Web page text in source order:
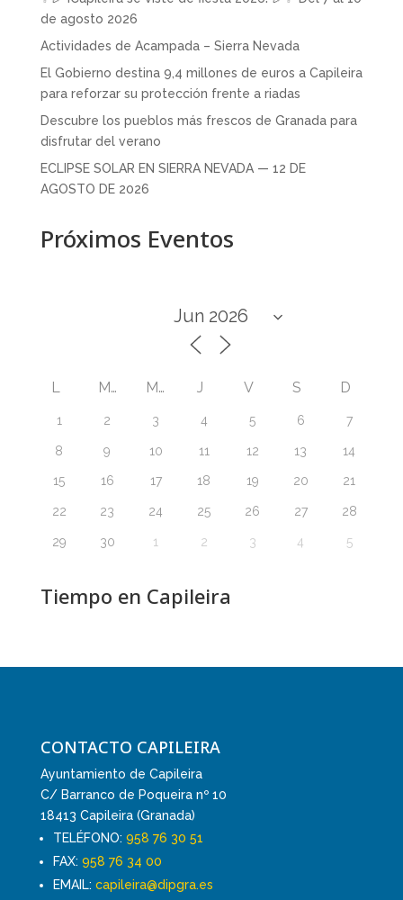
de agosto 2026
Actividades de Acampada – Sierra Nevada
El Gobierno destina 9,4 millones de euros a Capileira
para reforzar su protección frente a riadas
Descubre los pueblos más frescos de Granada para
disfrutar del verano
ECLIPSE SOLAR EN SIERRA NEVADA — 12 DE
AGOSTO DE 2026
Próximos Eventos
L M M J V S D
1 2 3 4 5 6 7
8 9 10 11 12 13 14
15 16 17 18 19 20 21
22 23 24 25 26 27 28
29 30 1 2 3 4 5
Tiempo en Capileira
CONTACTO CAPILEIRA
Ayuntamiento de Capileira
C/ Barranco de Poqueira nº 10
18413 Capileira (Granada)
TELÉFONO: 958 76 30 51
FAX: 958 76 34 00
EMAIL: capileira@dipgra.es